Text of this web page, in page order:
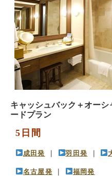
キャッシュバック＋オー
ードプラン
5日間
成田発 羽田発
名古屋発 福岡発